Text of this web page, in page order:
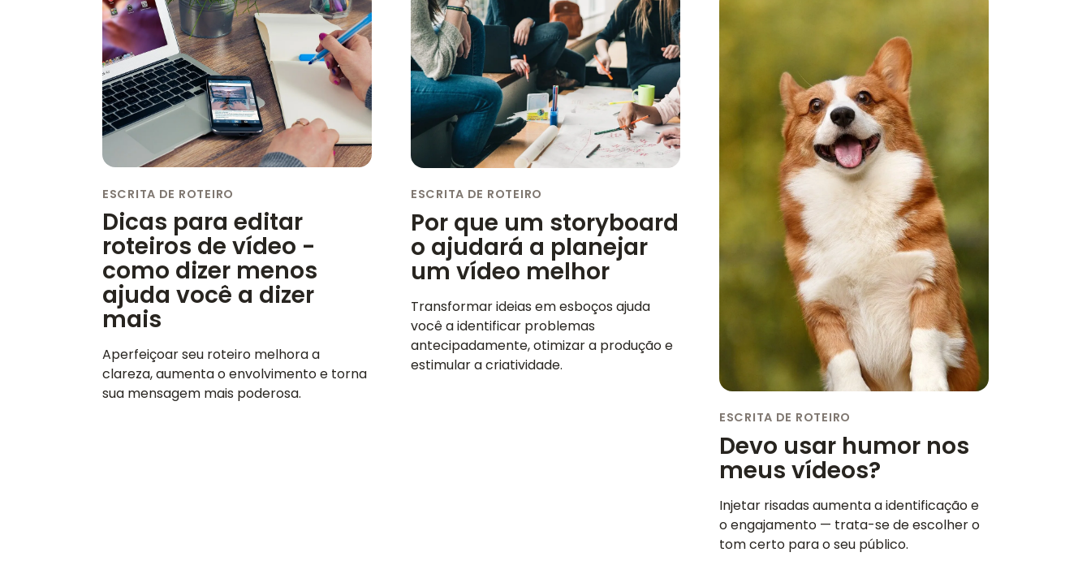
ESCRITA DE ROTEIRO
Dicas para editar
roteiros de vídeo -
como dizer menos
ajuda você a dizer
mais
Aperfeiçoar seu roteiro melhora a
clareza, aumenta o envolvimento e torna
sua mensagem mais poderosa.
ESCRITA DE ROTEIRO
Por que um storyboard
o ajudará a planejar
um vídeo melhor
Transformar ideias em esboços ajuda
você a identificar problemas
antecipadamente, otimizar a produção e
estimular a criatividade.
ESCRITA DE ROTEIRO
Devo usar humor nos
meus vídeos?
Injetar risadas aumenta a identificação e
o engajamento — trata-se de escolher o
tom certo para o seu público.